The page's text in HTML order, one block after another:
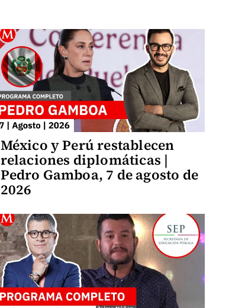
México y Perú restablecen
relaciones diplomáticas |
Pedro Gamboa, 7 de agosto de
2026